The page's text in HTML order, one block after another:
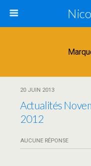
20 JUIN 2013
Actualités
2012
AUCUNE RÉPONSE